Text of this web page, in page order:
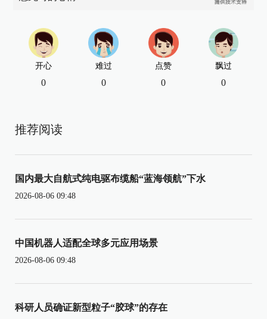
开心
0
难过
0
点赞
0
飘过
0
推荐阅读
国内最大自航式纯电驱布缆船“蓝海领航”下水
2026-08-06 09:48
中国机器人适配全球多元应用场景
2026-08-06 09:48
科研人员确证新型粒子“胶球”的存在